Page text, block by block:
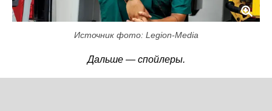
Источник фото: Legion-Media
Дальше — спойлеры.